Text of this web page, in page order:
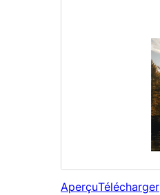
AperçuTélécharger